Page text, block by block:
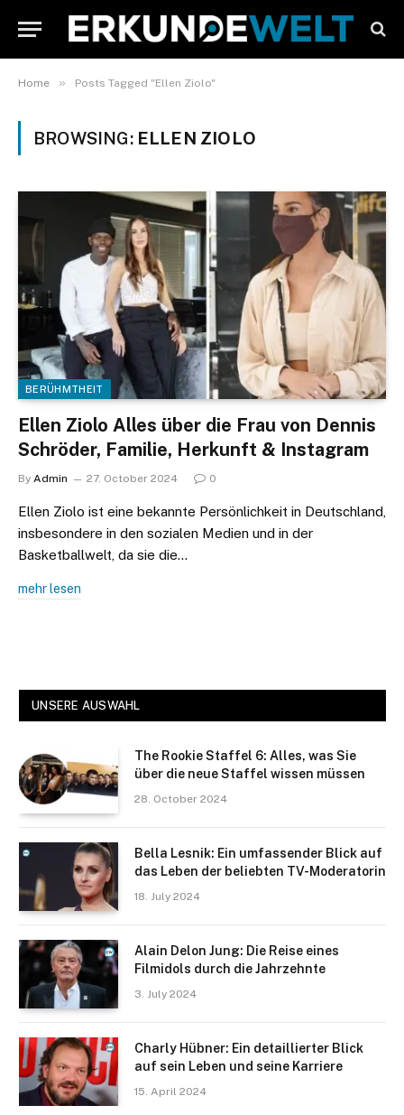
Home » Posts Tagged "Ellen Ziolo"
BROWSING: ELLEN ZIOLO
BERÜHMTHEIT
Ellen Ziolo Alles über die Frau von Dennis
Schröder, Familie, Herkunft & Instagram
By Admin 27. October 2024 0
Ellen Ziolo ist eine bekannte Persönlichkeit in Deutschland,
insbesondere in den sozialen Medien und in der
Basketballwelt, da sie die…
mehr lesen
UNSERE AUSWAHL
The Rookie Staffel 6: Alles, was Sie
über die neue Staffel wissen müssen
28. October 2024
Bella Lesnik: Ein umfassender Blick auf
das Leben der beliebten TV-Moderatorin
18. July 2024
Alain Delon Jung: Die Reise eines
Filmidols durch die Jahrzehnte
3. July 2024
Charly Hübner: Ein detaillierter Blick
auf sein Leben und seine Karriere
15. April 2024